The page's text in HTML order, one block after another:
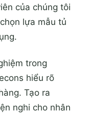
của chúng tôi
lựa mẫu tủ
trong
hiểu rõ
Tạo ra
nghi cho nhân